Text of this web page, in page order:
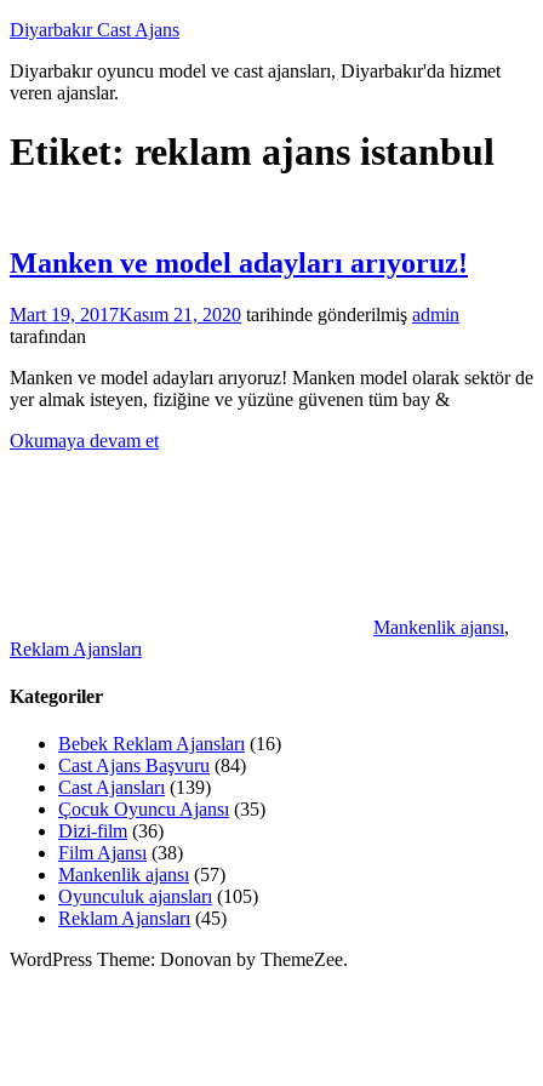
İçeriğe
Diyarbakır Cast Ajans
Diyarbakır oyuncu model ve cast ajansları, Diyarbakır'da hizmet
veren ajanslar.
Etiket: reklam ajans istanbul
Manken ve model adayları arıyoruz!
Mart 19, 2017Kasım 21, 2020 tarihinde gönderilmiş admin
tarafından
Manken ve model adayları arıyoruz! Manken model olarak sektör de
yer almak isteyen, fiziğine ve yüzüne güvenen tüm bay &
Okumaya devam et
Mankenlik ajansı,
Reklam Ajansları
Kategoriler
Bebek Reklam Ajansları (16)
Cast Ajans Başvuru (84)
Cast Ajansları (139)
Çocuk Oyuncu Ajansı (35)
Dizi-film (36)
Film Ajansı (38)
Mankenlik ajansı (57)
Oyunculuk ajansları (105)
Reklam Ajansları (45)
WordPress Theme: Donovan by ThemeZee.